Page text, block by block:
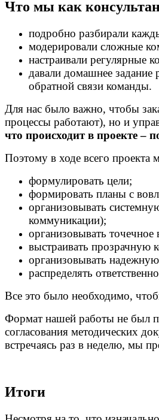
Что мы как
подробно разбирали
модерировали сложные
настраивали регулярные
давали домашнее
обратной связи команды.
Для нас было важно, чтобы
процессы работают), но и
что происходит в проекте –
Поэтому в ходе всего проекта
формулировать цели;
формировать планы с
организовывать
коммуникации);
организовывать
выстраивать
организовывать
распределять
Все это было необходимо,
Формат нашей работы не был
согласования методических
встречаясь раз в неделю, мы
Итоги